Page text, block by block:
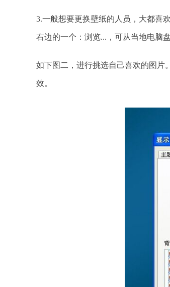
3.一般想要更换壁纸的人员，大都喜
右边的一个：浏览...，可从当地电脑
如下图二，进行挑选自己喜欢的图片
效。